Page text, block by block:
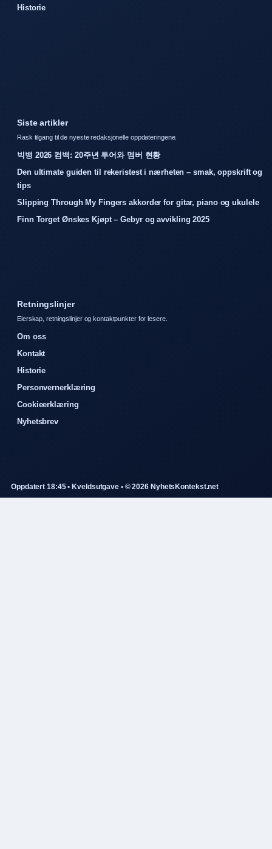
Historie
Siste artikler
Rask tilgang til de nyeste redaksjonelle oppdateringene.
빅뱅 2026 컴백: 20주년 투어와 멤버 현황
Den ultimate guiden til rekeristest i nærheten – smak, oppskrift og
tips
Slipping Through My Fingers akkorder for gitar, piano og ukulele
Finn Torget Ønskes Kjøpt – Gebyr og avvikling 2025
Retningslinjer
Eierskap, retningslinjer og kontaktpunkter for lesere.
Om oss
Kontakt
Historie
Personvernerklæring
Cookieerklæring
Nyhetsbrev
Oppdatert 18:45 • Kveldsutgave • © 2026 NyhetsKontekst.net